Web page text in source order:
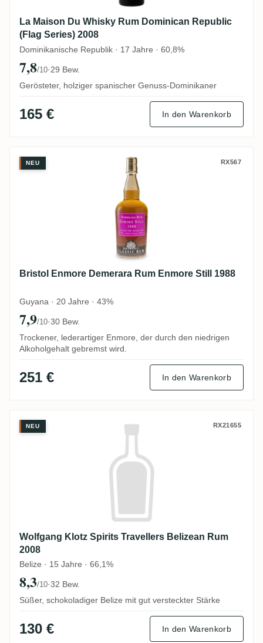
La Maison Du Whisky Rum Dominican Republic
(Flag Series) 2008
Dominikanische Republik · 17 Jahre · 60,8%
7,8/10·29 Bew.
Gerösteter, holziger spanischer Genuss-Dominikaner
165 € In den Warenkorb
Bristol Enmore Demerara Rum Enmore
NEU RX567
Bristol Enmore Demerara Rum Enmore Still 1988
Guyana · 20 Jahre · 43%
7,9/10·30 Bew.
Trockener, lederartiger Enmore, der durch den niedrigen
Alkoholgehalt gebremst wird.
251 € In den Warenkorb
Wolfgang Klotz Spirits Travellers
NEU RX21655
Wolfgang Klotz Spirits Travellers Belizean Rum
2008
Belize · 15 Jahre · 66,1%
8,3/10·32 Bew.
Süßer, schokoladiger Belize mit gut versteckter Stärke
130 € In den Warenkorb